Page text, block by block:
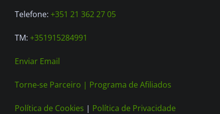
the
page
Telefone: +351 21 362 27 05
TM: +351915284991
Enviar Email
Torne-se Parceiro | Programa de Afiliados
Política de Cookies | Política de Privacidade